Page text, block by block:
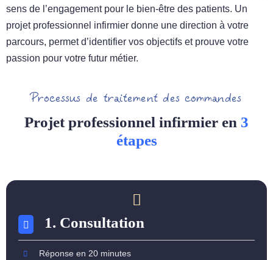
sens de l’engagement pour le bien-être des patients. Un
projet professionnel infirmier donne une direction à votre
parcours, permet d’identifier vos objectifs et prouve votre
passion pour votre futur métier.
Processus de traitement des commandes
Projet professionnel infirmier en 3
étapes
1. Consultation
Réponse en 20 minutes